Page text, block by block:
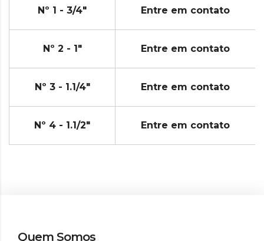
Nº 1 - 3/4" Entre em contato
Nº 2 - 1" Entre em contato
Nº 3 - 1.1/4" Entre em contato
Nº 4 - 1.1/2" Entre em contato
Quem Somos